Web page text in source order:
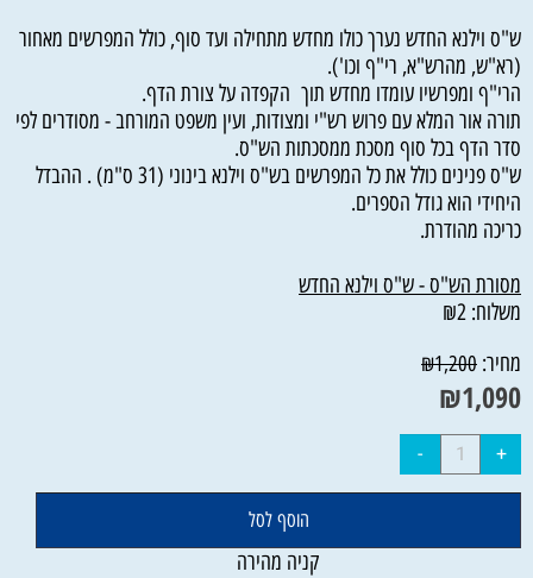
ש"ס וילנא החדש נערך כולו מחדש מתחילה ועד סוף, כולל המפרשים מאחור
(רא"ש, מהרש"א, רי"ף וכו').
הרי"ף ומפרשיו עומדו מחדש תוך הקפדה על צורת הדף.
תורה אור המלא עם פרוש רש"י ומצודות, ועין משפט המורחב - מסודרים לפי
סדר הדף בכל סוף מסכת ממסכתות הש"ס.
ש"ס פנינים כולל את כל המפרשים בש"ס וילנא בינוני (31 ס"מ) . ההבדל
היחידי הוא גודל הספרים.
כריכה מהודרת.
מסורת הש"ס - ש"ס וילנא החדש
משלוח: ₪2
מחיר:
₪1,200
₪1,090
הוסף לסל
קניה מהירה